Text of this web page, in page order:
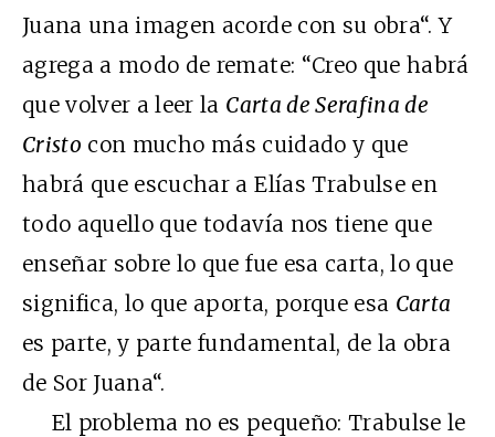
Juana una imagen acorde con su obra“. Y
agrega a modo de remate: “Creo que habrá
que volver a leer la Carta de Serafina de
Cristo con mucho más cuidado y que
habrá que escuchar a Elías Trabulse en
todo aquello que todavía nos tiene que
enseñar sobre lo que fue esa carta, lo que
significa, lo que aporta, porque esa Carta
es parte, y parte fundamental, de la obra
de Sor Juana“.
El problema no es pequeño: Trabulse le